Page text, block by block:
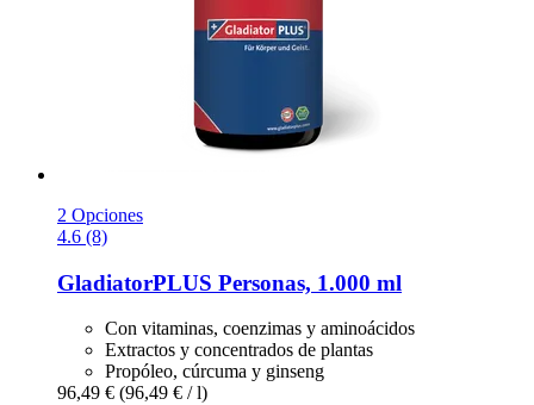
2 Opciones
4.6 (8)
GladiatorPLUS Personas, 1.000 ml
Con vitaminas, coenzimas y aminoácidos
Extractos y concentrados de plantas
Propóleo, cúrcuma y ginseng
96,49 € (96,49 € / l)